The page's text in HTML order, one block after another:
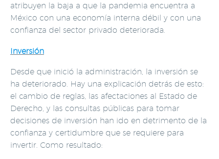
atribuyen la baja a que la pandemia encuentra a
México con una economía interna débil y con una
confianza del sector privado deteriorada.
Inversión
Desde que inició la administración, la inversión se
ha deteriorado. Hay una explicación detrás de esto:
el cambio de reglas, las afectaciones al Estado de
Derecho, y las consultas públicas para tomar
decisiones de inversión han ido en detrimento de la
confianza y certidumbre que se requiere para
invertir. Como resultado: